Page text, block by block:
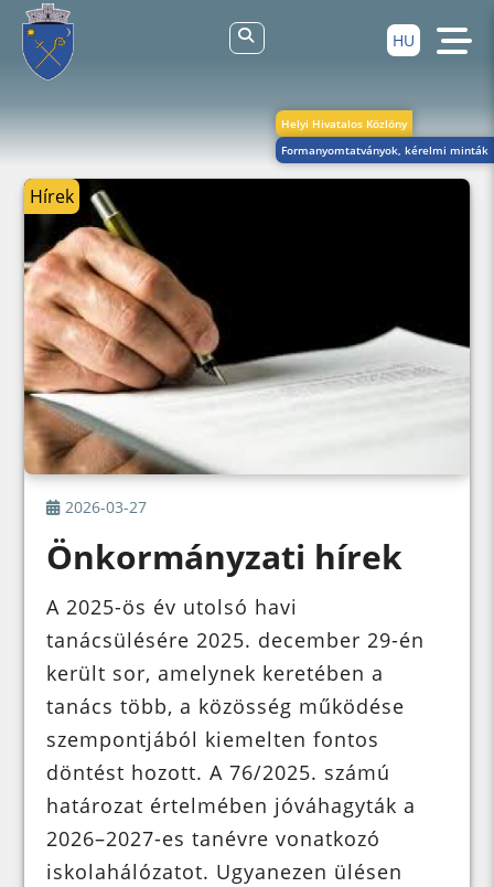
HU
Helyi Hivatalos Közlöny
Formanyomtatványok, kérelmi minták
Hírek
2026-03-27
Önkormányzati hírek
A 2025-ös év utolsó havi
tanácsülésére 2025. december 29-én
került sor, amelynek keretében a
tanács több, a közösség működése
szempontjából kiemelten fontos
döntést hozott. A 76/2025. számú
határozat értelmében jóváhagyták a
2026–2027-es tanévre vonatkozó
iskolahálózatot. Ugyanezen ülésen